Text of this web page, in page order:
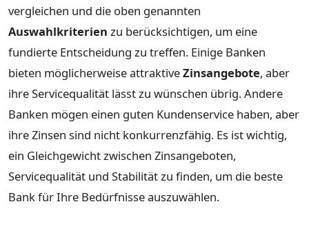
vergleichen und die oben genannten
Auswahlkriterien zu berücksichtigen, um eine
fundierte Entscheidung zu treffen. Einige Banken
bieten möglicherweise attraktiveZinsangebote, aber
ihre Servicequalität lässt zu wünschen übrig. Andere
Banken mögen einen guten Kundenservice haben, aber
ihre Zinsen sind nicht konkurrenzfähig. Es ist wichtig,
ein Gleichgewicht zwischen Zinsangeboten,
Servicequalität und Stabilität zu finden, um die beste
Bank für Ihre Bedürfnisse auszuwählen.